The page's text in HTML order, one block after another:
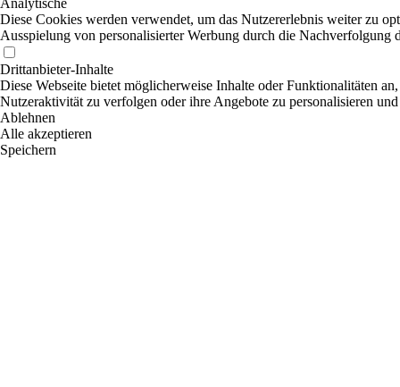
Analytische
Diese Cookies werden verwendet, um das Nutzererlebnis weiter zu
Ausspielung von personalisierter Werbung durch die Nachverfolgung
Drittanbieter-Inhalte
Diese Webseite bietet möglicherweise Inhalte oder Funktionalitäten
Nutzeraktivität zu verfolgen oder ihre Angebote zu personalisieren
Ablehnen
Alle akzeptieren
Speichern